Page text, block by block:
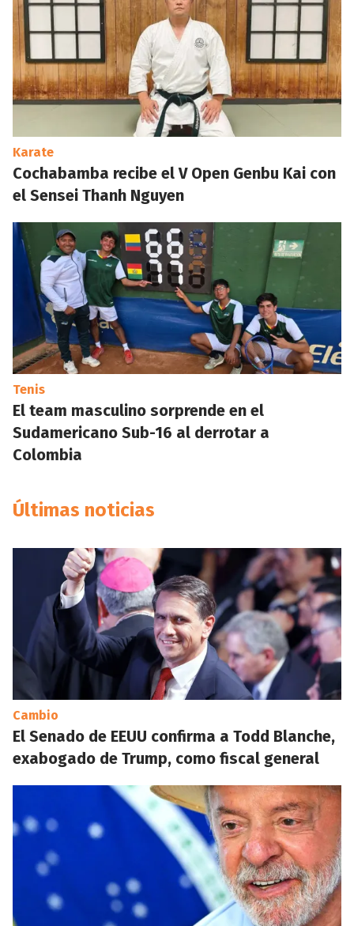
Karate
Cochabamba recibe el V Open Genbu Kai con
el Sensei Thanh Nguyen
Tenis
El team masculino sorprende en el
Sudamericano Sub-16 al derrotar a
Colombia
Últimas noticias
Cambio
El Senado de EEUU confirma a Todd Blanche,
exabogado de Trump, como fiscal general